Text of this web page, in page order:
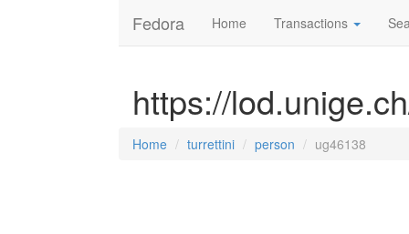
Fedora Home Transactions
https://
Home turrettini person ug46138